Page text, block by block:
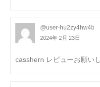
@user-hu2zy4hw4b
2024年 2月 23日
casshern レビューお願い